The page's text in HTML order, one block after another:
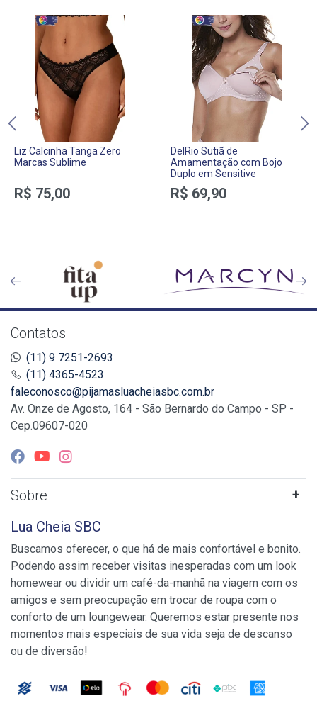
Liz Calcinha Tanga Zero
Marcas Sublime
R$ 75,00
DelRio Sutiã de
Amamentação com Bojo
Duplo em Sensitive
R$ 69,90
Contatos
(11) 9 7251-2693
(11) 4365-4523
faleconosco@pijamasluacheiasbc.com.br
Av. Onze de Agosto, 164 - São Bernardo do Campo - SP -
Cep.09607-020
Sobre
Lua Cheia SBC
Buscamos oferecer, o que há de mais confortável e bonito.
Podendo assim receber visitas inesperadas com um look
homewear ou dividir um café-da-manhã na viagem com os
amigos e sem preocupação em trocar de roupa com o
conforto de um loungewear. Queremos estar presente nos
momentos mais especiais de sua vida seja de descanso
ou de diversão!